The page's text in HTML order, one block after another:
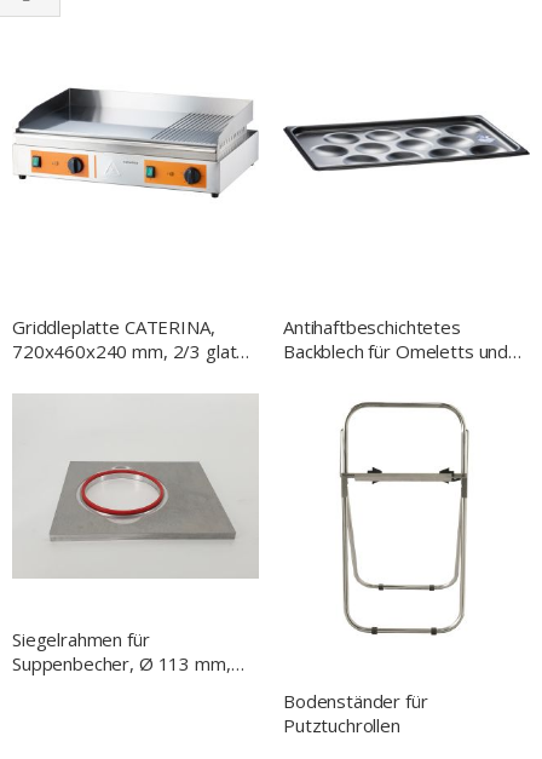
Griddleplatte CATERINA,
720x460x240 mm, 2/3 glatt
Antihaftbeschichtetes
Backblech für Omeletts und
Siegelrahmen für
Suppenbecher, Ø 113 mm,
Bodenständer für
Putztuchrollen
EINKAUFEN